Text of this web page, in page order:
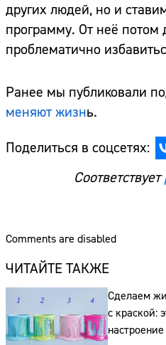
других людей, но и
программу. От неё потом
проблематично
Ранее мы публиковали
меняют жизнь.
Поделиться в соцсетях:
Соответствует
Comments are disabled
ЧИТАЙТЕ ТАКЖЕ
Сделаем
с краской:
настроение